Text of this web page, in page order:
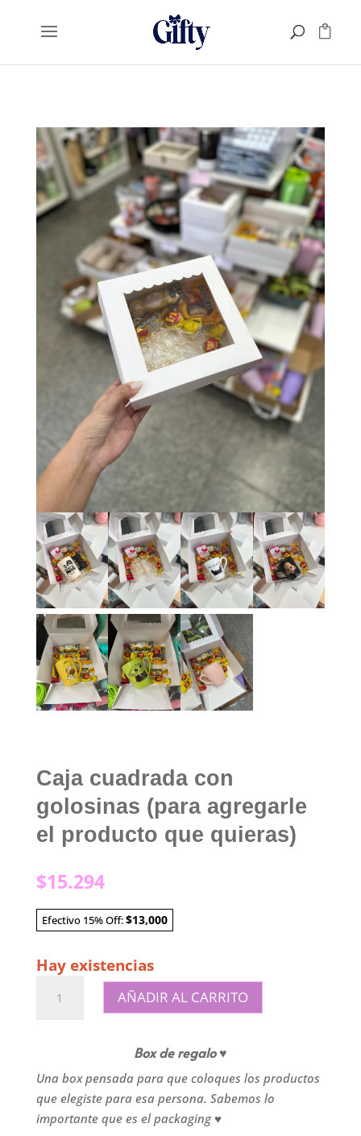
Caja cuadrada con
golosinas (para agregarle
el producto que quieras)
$15.294
Efectivo 15% Off:$13,000
Hay existencias
cuadrada
agregarle
el
producto
AÑADIR AL CARRITO
Box de regalo ♥
Una box pensada para que coloques los productos
que elegiste para esa persona. Sabemos lo
importante que es el packaging ♥